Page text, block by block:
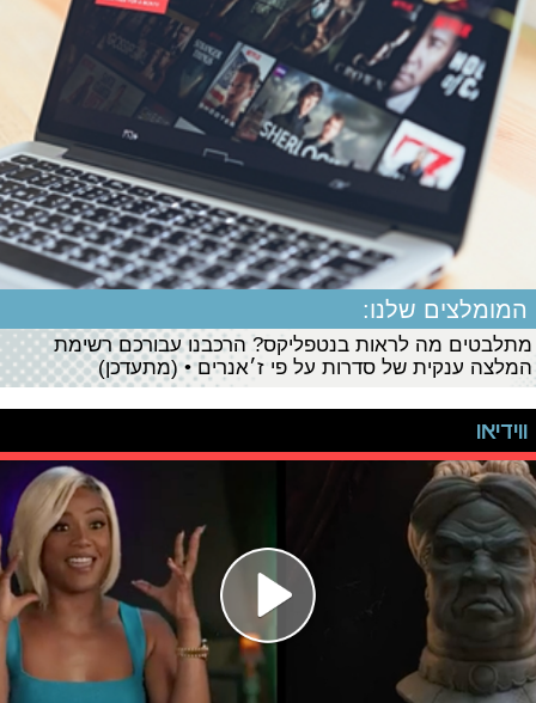
המומלצים שלנו:
מתלבטים מה לראות בנטפליקס? הרכבנו עבורכם רשימת
המלצה ענקית של סדרות על פי ז׳אנרים • (מתעדכן)
ווידיאו